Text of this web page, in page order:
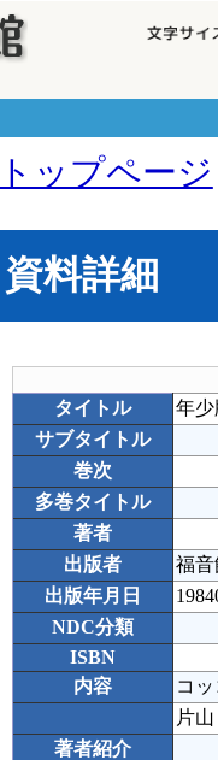
トップページ
資料詳細
タイトル
年
サブタイトル
巻次
多巻タイトル
著者
出版者
福
出版年月日
NDC分類
ISBN
内容
コ
片
著者紹介